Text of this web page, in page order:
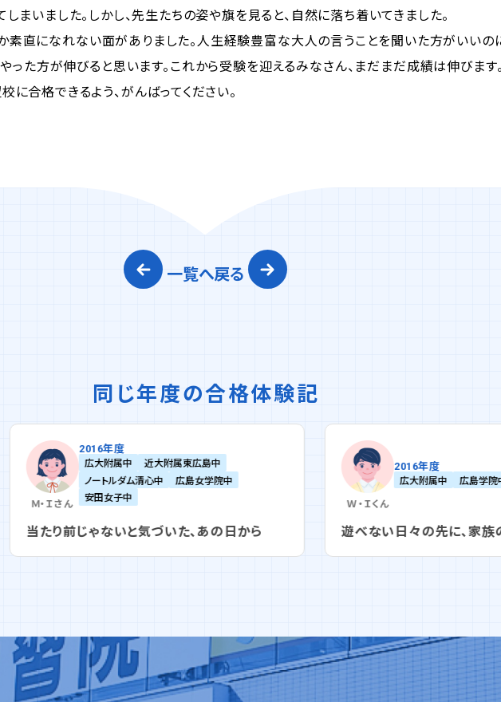
しまいました。しかし、先生たちの姿や旗を見ると、自然に落ち着いてきました。
素直になれない面がありました。人生経験豊富な大人の言うことを聞いた方がいいの
った方が伸びると思います。これから受験を迎えるみなさん、まだまだ成績は伸びます
に合格できるよう、がんばってください。
一覧へ戻る
同じ年度の合格体験記
Ｗ・Ｉくん
2016年度
広大附属中 広島学院中
遊べない日々の先に、家族の温かさがあった
修道中
自分から動かなけ